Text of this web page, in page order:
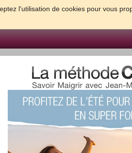
l'utilisation de cookies pour vous
FORME & SANTE PSYCHO & TESTS